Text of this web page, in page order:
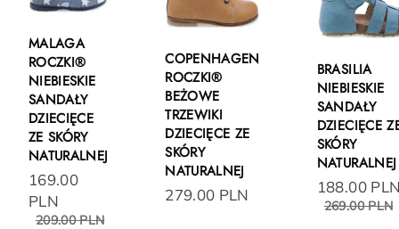
MALAGA
ROCZKI®
NIEBIESKIE
SANDAŁY
DZIECIĘCE
ZE SKÓRY
NATURALNEJ
169.00
PLN
209.00 PLN
COPENHAGEN
ROCZKI®
BEŻOWE
TRZEWIKI
DZIECIĘCE ZE
SKÓRY
NATURALNEJ
279.00 PLN
BRASILIA
NIEBIESKIE
SANDAŁY
DZIECIĘCE
SKÓRY
NATURALNEJ
188.00
269.00 PLN